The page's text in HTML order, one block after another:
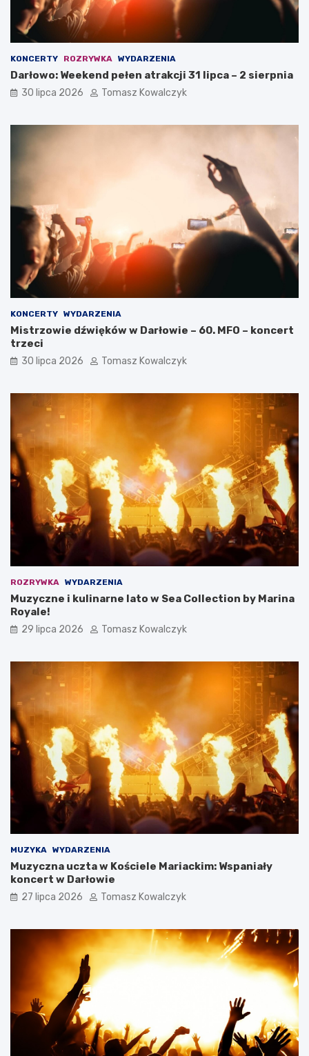
KONCERTY ROZRYWKA WYDARZENIA
Darłowo: Weekend pełen atrakcji 31 lipca – 2 sierpnia
30 lipca 2026 Tomasz Kowalczyk
KONCERTY WYDARZENIA
Mistrzowie dźwięków w Darłowie – 60. MFO – koncert
trzeci
30 lipca 2026 Tomasz Kowalczyk
ROZRYWKA WYDARZENIA
Muzyczne i kulinarne lato w Sea Collection by Marina
Royale!
29 lipca 2026 Tomasz Kowalczyk
MUZYKA WYDARZENIA
Muzyczna uczta w Kościele Mariackim: Wspaniały
koncert w Darłowie
27 lipca 2026 Tomasz Kowalczyk